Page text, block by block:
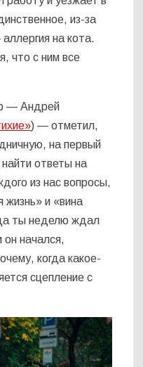
из-за
на кота.
что с ним все
— Андрей
) — отметил,
на первый
ответы на
из нас вопросы,
жизнь» и «вина
ты неделю ждал
он начался,
когда какое-
сцепление с